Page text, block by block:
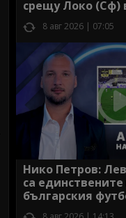
срещу Локо
8 авг 2026 | 07:05
Нико Петров:
са
българския